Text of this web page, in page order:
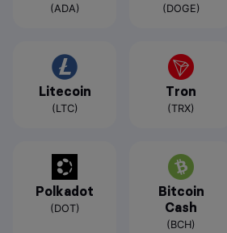
(ADA) (DOGE)
Litecoin
(LTC)
Tron
(TRX)
Polkadot
(DOT)
Bitcoin
Cash
(BCH)